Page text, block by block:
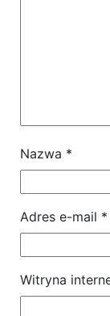
Nazwa *
Adres e-mail *
Witryna